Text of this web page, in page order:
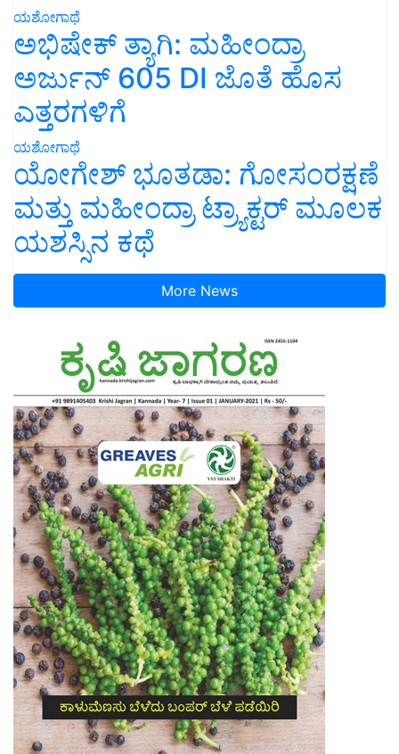
ಯಶೋಗಾಥೆ
ಅಭಿಷೇಕ್ ತ್ಯಾಗಿ: ಮಹೀಂದ್ರಾ
ಅರ್ಜುನ್ 605 DI ಜೊತೆ ಹೊಸ
ಎತ್ತರಗಳಿಗೆ
ಯಶೋಗಾಥೆ
ಯೋಗೇಶ್ ಭೂತಡಾ: ಗೋಸಂರಕ್ಷಣೆ
ಮತ್ತು ಮಹೀಂದ್ರಾ ಟ್ರ್ಯಾಕ್ಟರ್ ಮೂಲಕ
ಯಶಸ್ಸಿನ ಕಥೆ
More News